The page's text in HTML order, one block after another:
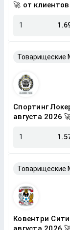
🚀 от
1
Спортинг
августа 2026
1
Ковентри